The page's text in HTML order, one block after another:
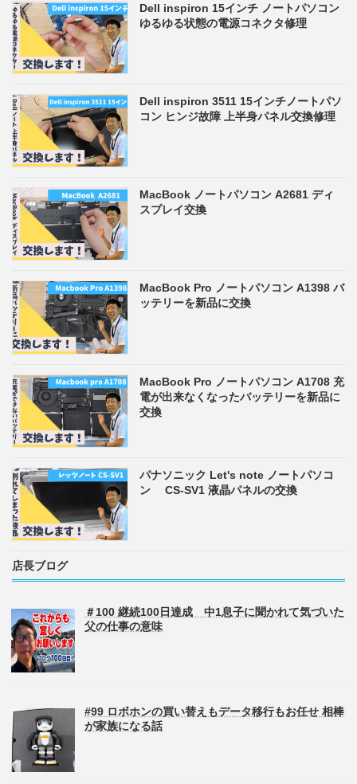
Dell inspiron 15インチ ノートパソコン
ゆるゆる状態の電源コネクタ修理
Dell inspiron 3511 15インチノートパソ
コン ヒンジ故障 上半身パネル交換修理
MacBook ノートパソコン A2681 ディ
スプレイ交換
MacBook Pro ノートパソコン A1398 バ
ッテリーを新品に交換
MacBook Pro ノートパソコン A1708 充
電が出来なくなったバッテリーを新品に
交換
パナソニック Let's note ノートパソコ
ン CS-SV1 液晶パネルの交換
店長ブログ
＃100 継続100日達成 中1息子に聞かれて気づいた
父の仕事の意味
#99 ロボホンの買い替えもデータ移行もお任せ 相棒
が家族になる話